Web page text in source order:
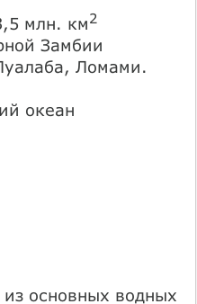
млн. км2
Замбии
Ломами.
океан
основных водных